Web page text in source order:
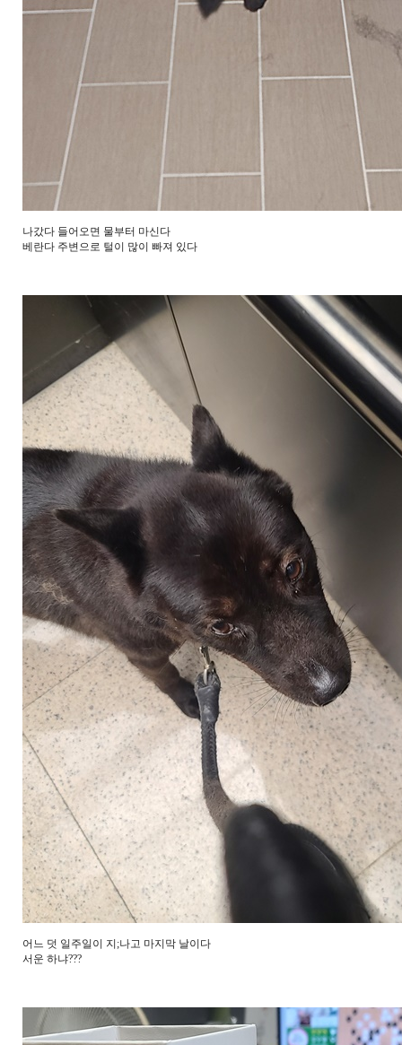
나갔다 들어오면 물부터 마신다
베란다 주변으로 털이 많이 빠져 있다
어느 덧 일주일이 지;나고 마지막 날이다
서운 하냐???